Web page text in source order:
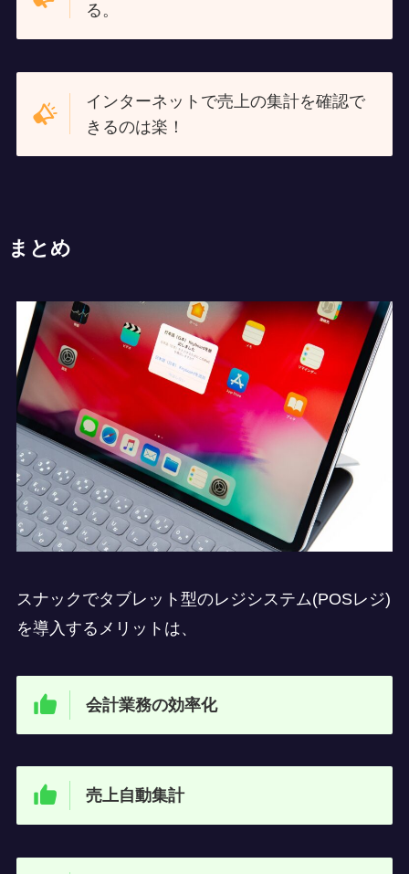
る。
インターネットで売上の集計を確認で
きるのは楽！
まとめ
スナックでタブレット型のレジシステム(POSレジ)
を導入するメリットは、
会計業務の効率化
売上自動集計